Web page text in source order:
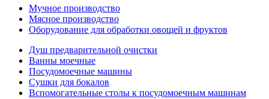
Мучное производство
Мясное производство
Оборудование для обработки овощей и фруктов
Душ предварительной очистки
Ванны моечные
Посудомоечные машины
Сушки для бокалов
Вспомогательные столы к посудомоечным машинам